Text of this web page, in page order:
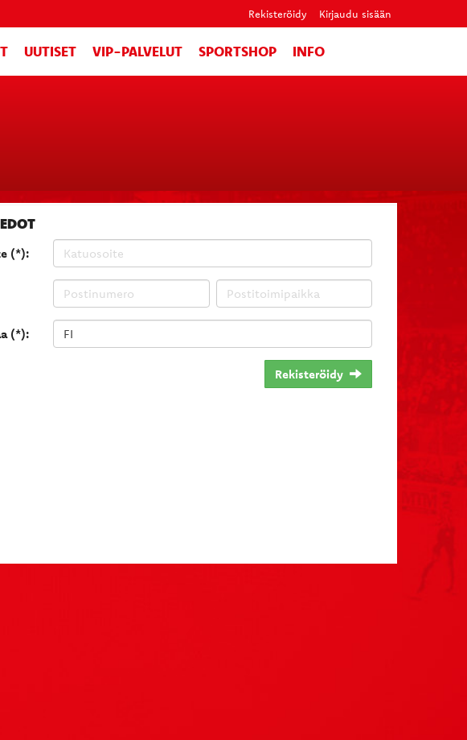
Rekisteröidy Kirjaudu sisään
UUTISET VIP-PALVELUT SPORTSHOP INFO
(*):
(*):
Rekisteröidy